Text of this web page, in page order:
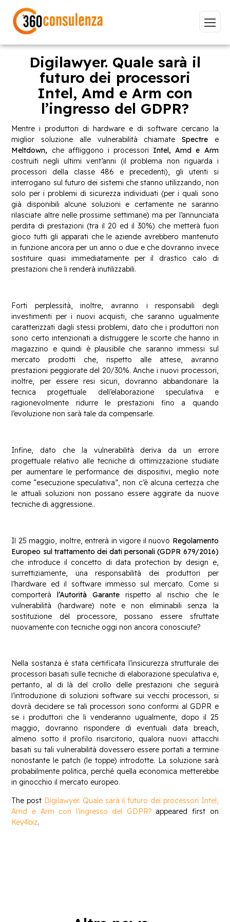
Vai
GDPR NIS2 Bandi ISO 27001
Sviluppo software BeeProd
Inizia a digitare per visualizzare le pagine consigliate.
Digilawyer. Quale sarà il
futuro dei processori
Intel, Amd e Arm con
l’ingresso del GDPR?
Mentre i produttori di hardware e di software cercano la
miglior soluzione alle vulnerabilità chiamate Spectree
Meltdown, che affliggono i processori Intel, Amd e Arm
costruiti negli ultimi vent’anni (il problema non riguarda i
processori della classe 486 e precedenti), gli utenti si
interrogano sul futuro dei sistemi che stanno utilizzando, non
solo per i problemi di sicurezza individuati (per i quali sono
già disponibili alcune soluzioni e certamente ne saranno
rilasciate altre nelle prossime settimane) ma per l’annunciata
perdita di prestazioni (tra il 20 ed il 30%) che metterà fuori
gioco tutti gli apparati che le aziende avrebbero mantenuto
in funzione ancora per un anno o due e che dovranno invece
sostituire quasi immediatamente per il drastico calo di
prestazioni che li renderà inutilizzabili.
Forti perplessità, inoltre, avranno i responsabili degli
investimenti per i nuovi acquisti, che saranno ugualmente
caratterizzati dagli stessi problemi, dato che i produttori non
sono certo intenzionati a distruggere le scorte che hanno in
magazzino e quindi è plausibile che saranno immessi sul
mercato prodotti che, rispetto alle attese, avranno
prestazioni peggiorate del 20/30%. Anche i nuovi processori,
inoltre, per essere resi sicuri, dovranno abbandonare la
tecnica progettuale dell’elaborazione speculativa e
ragionevolmente ridurre le prestazioni fino a quando
l’evoluzione non sarà tale da compensarle.
Infine, dato che la vulnerabilità deriva da un errore
progettuale relativo alle tecniche di ottimizzazione studiate
per aumentare le performance dei dispositivi, meglio note
come “esecuzione speculativa”, non c’è alcuna certezza che
le attuali soluzioni non possano essere aggirate da nuove
tecniche di aggressione..
Il 25 maggio, inoltre, entrerà in vigore il nuovo Regolamento
Europeo sul trattamento dei dati personali (GDPR 679/2016)
che introduce il concetto di data protection by design e,
surrettiziamente, una responsabilità dei produttori per
l’hardware ed il software immesso sul mercato. Come si
comporteràl’Autorità Garanterispetto al rischio che le
vulnerabilità (hardware) note e non eliminabili senza la
sostituzione del processore, possano essere sfruttate
nuovamente con tecniche oggi non ancora conosciute?
Nella sostanza è stata certificata l’insicurezza strutturale dei
processori basati sulle tecniche di elaborazione speculativa e,
pertanto, al di là del crollo delle prestazioni che seguirà
l’introduzione di soluzioni software sui vecchi processori, si
dovrà decidere se tali processori sono conformi al GDPR e
se i produttori che li venderanno ugualmente, dopo il 25
maggio, dovranno rispondere di eventuali data breach,
almeno sotto il profilo risarcitorio, qualora nuovi attacchi
basati su tali vulnerabilità dovessero essere portati a termine
nonostante le patch (le toppe) introdotte. La soluzione sarà
probabilmente politica, perché quella economica metterebbe
in ginocchio il mercato europeo.
The post Digilawyer. Quale sarà il futuro dei processori Intel,
Amd e Arm con l’ingresso del GDPR?appeared first on
Key4biz.